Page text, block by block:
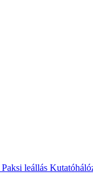
Paksi leállás